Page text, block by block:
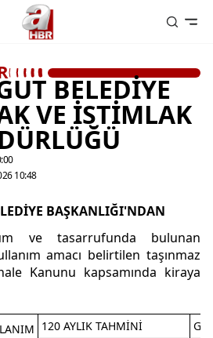
BELEDİYE
VE İSTİMLAK
10:48
BAŞKANLIĞI'NDAN
ve tasarrufunda bulunan
amacı belirtilen taşınmaz
Kanunu kapsamında kiraya
120 AYLIK TAHMİNİ